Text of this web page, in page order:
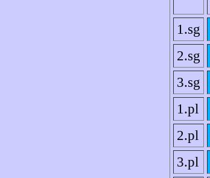
1.sg
2.sg
3.sg
1.pl
2.pl
3.pl